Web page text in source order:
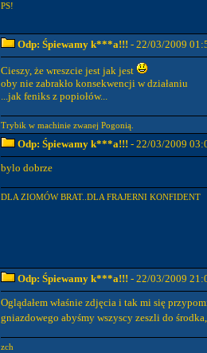
PS!
Odp: Śpiewamy k***a!!! - 22/03/2009
Cieszy, że wreszcie jest jak jest
oby nie zabrakło konsekwencji w działaniu
...jak feniks z popiołów...
Trybik w machinie zwanej Pogonią.
Odp: Śpiewamy k***a!!! - 22/03/2009
bylo dobrze
DLA ZIOMÓW BRAT..DLA FRAJERNI KONFIDENT
Odp: Śpiewamy k***a!!! - 22/03/2009
Oglądałem właśnie zdjęcia i tak mi się
gniazdowego abyśmy wszyscy zeszli do
zch